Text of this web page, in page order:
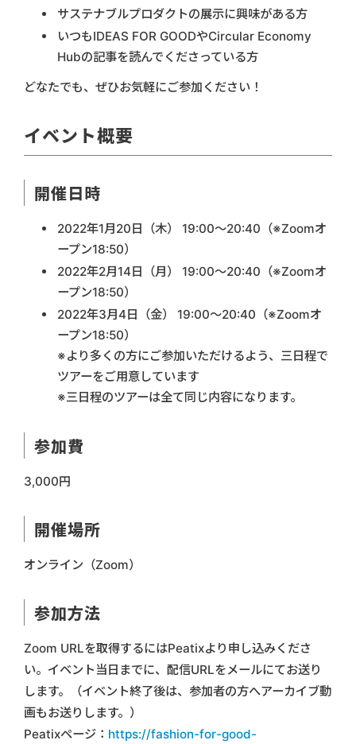
サステナブルプロダクトの展示に興味がある方
いつもIDEAS FOR GOODやCircular Economy
Hubの記事を読んでくださっている方
どなたでも、ぜひお気軽にご参加ください！
イベント概要
開催日時
2022年1月20日（木） 19:00〜20:40（※Zoomオ
ープン18:50）
2022年2月14日（月） 19:00〜20:40（※Zoomオ
ープン18:50）
2022年3月4日（金） 19:00〜20:40（※Zoomオ
ープン18:50）
※より多くの方にご参加いただけるよう、三日程で
ツアーをご用意しています
※三日程のツアーは全て同じ内容になります。
参加費
3,000円
開催場所
オンライン（Zoom）
参加方法
Zoom URLを取得するにはPeatixより申し込みくださ
い。イベント当日までに、配信URLをメールにてお送り
します。（イベント終了後は、参加者の方へアーカイブ動
画もお送りします。）
Peatixページ： https://fashion-for-good-